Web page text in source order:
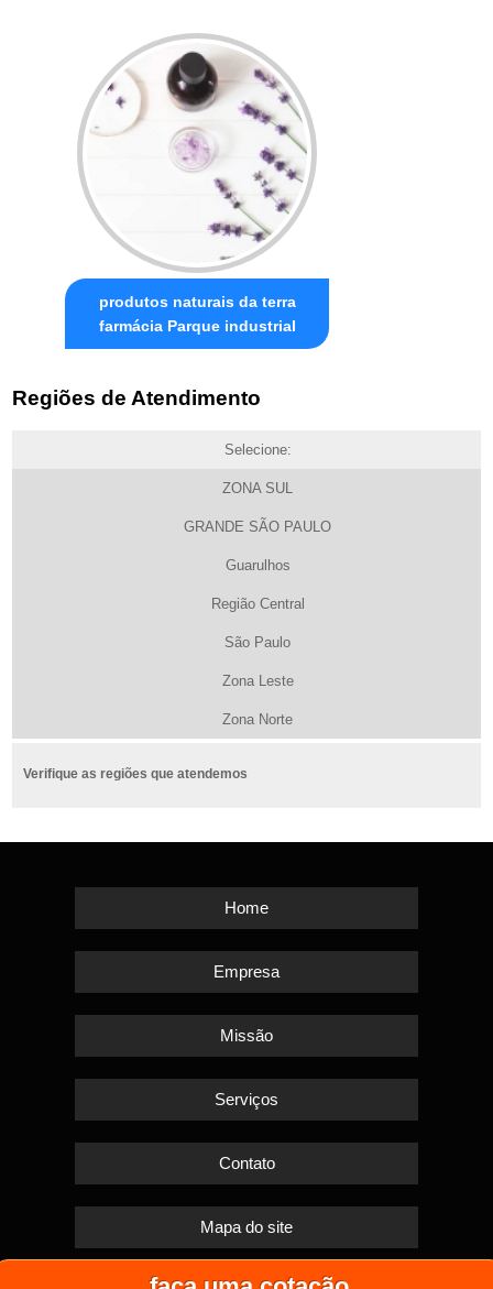
produtos naturais da terra
farmácia Parque industrial
Regiões de Atendimento
Selecione:
ZONA SUL
GRANDE SÃO PAULO
Guarulhos
Região Central
São Paulo
Zona Leste
Zona Norte
Verifique as regiões que atendemos
Home
Empresa
Missão
Serviços
Contato
Mapa do site